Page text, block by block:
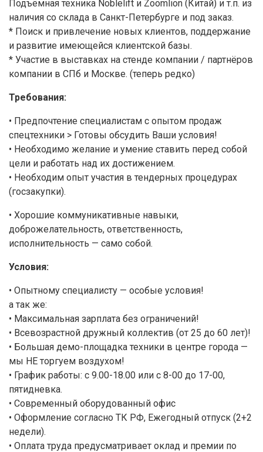
Подъёмная техника Noblelift и Zoomlion (Китай) и т.п. из
наличия со склада в Санкт-Петербурге и под заказ.
* Поиск и привлечение новых клиентов, поддержание
и развитие имеющейся клиентской базы.
* Участие в выставках на стенде компании / партнёров
компании в СПб и Москве. (теперь редко)
Требования:
• Предпочтение специалистам с опытом продаж
спецтехники > Готовы обсудить Ваши условия!
• Необходимо желание и умение ставить перед собой
цели и работать над их достижением.
• Необходим опыт участия в тендерных процедурах
(госзакупки).
• Хорошие коммуникативные навыки,
доброжелательность, ответственность,
исполнительность — само собой.
Условия:
• Опытному специалисту — особые условия!
а так же:
• Максимальная зарплата без ограничений!
• Всевозрастной дружный коллектив (от 25 до 60 лет)!
• Большая демо-площадка техники в центре города —
мы НЕ торгуем воздухом!
• График работы: с 9.00-18.00 или с 8-00 до 17-00,
пятидневка.
• Современный оборудованный офис
• Оформление согласно ТК РФ, Ежегодный отпуск (2+2
недели).
• Оплата труда предусматривает оклад и премии по